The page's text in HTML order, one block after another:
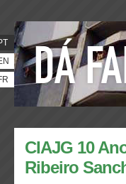
CIAJG 10
Ribeiro